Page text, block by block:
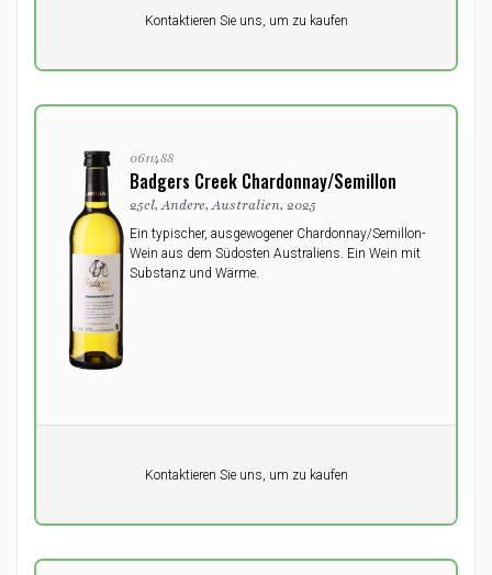
Kontaktieren Sie uns, um zu kaufen
0611488
Badgers Creek Chardonnay/Semillon
25cl, Andere, Australien, 2025
Ein typischer, ausgewogener Chardonnay/Semillon-
Wein aus dem Südosten Australiens. Ein Wein mit
Substanz und Wärme.
Kontaktieren Sie uns, um zu kaufen